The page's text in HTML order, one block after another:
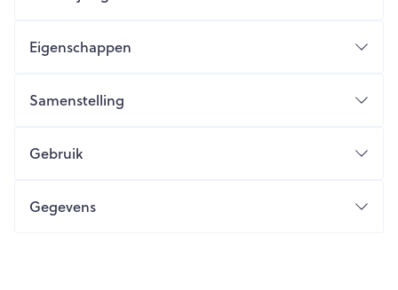
Eigenschappen
Samenstelling
Gebruik
Gegevens